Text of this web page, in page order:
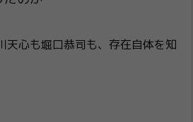
天心も堀口恭司も、存在自体を知